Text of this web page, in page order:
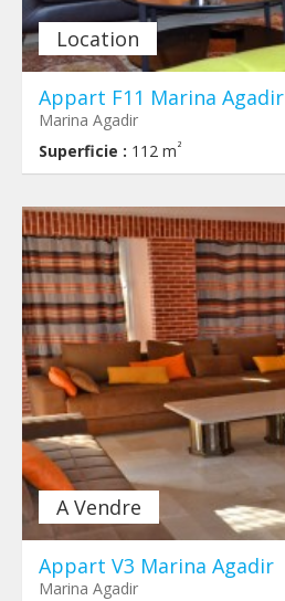
Location
Appart F11 Marina Agadir
Marina Agadir
Superficie : 112 m²
A Vendre
Appart V3 Marina Agadir
Marina Agadir